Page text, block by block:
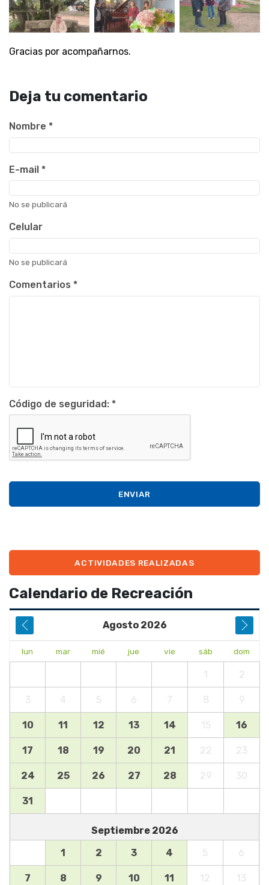
Gracias por acompañarnos.
Deja tu comentario
Nombre *
E-mail *
No se publicará
Celular
No se publicará
Comentarios *
Código de seguridad: *
ENVIAR
ACTIVIDADES REALIZADAS
Calendario de Recreación
Agosto 2026
lun mar mié jue vie sáb dom
1 2
3 4 5 6 7 8 9
10 11 12 13 14 15 16
17 18 19 20 21 22 23
24 25 26 27 28 29 30
31
Septiembre 2026
1
2 3 4 5 6
7 8 9 10 11 12 13